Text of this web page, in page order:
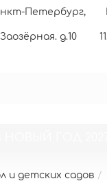
Петербург,
д.10
и детских садов